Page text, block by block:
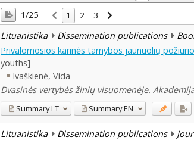
1/25
1 2 3
Lituanistika
Dissemination publications
Privalomosios karinės tarnybos jaunuolių
youths]
Ivaškienė, Vida
Dvasinės vertybės žinių visuomenėje.
SummaryLT SummaryEN
Lituanistika Dissemination publications